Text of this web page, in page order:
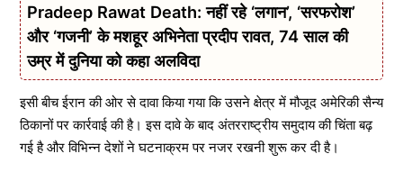
Pradeep Rawat Death: नहीं रहे ‘लगान’, ‘सरफरोश’
और ‘गजनी’ के मशहूर अभिनेता प्रदीप रावत, 74 साल की
उम्र में दुनिया को कहा अलविदा
इसी बीच ईरान की ओर से दावा किया गया कि उसने क्षेत्र में मौजूद अमेरिकी सैन्य
ठिकानों पर कार्रवाई की है। इस दावे के बाद अंतरराष्ट्रीय समुदाय की चिंता बढ़
गई है और विभिन्न देशों ने घटनाक्रम पर नजर रखनी शुरू कर दी है।